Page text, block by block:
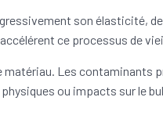
son élasticité,
ce processus de
Les contaminants
ou impacts sur le